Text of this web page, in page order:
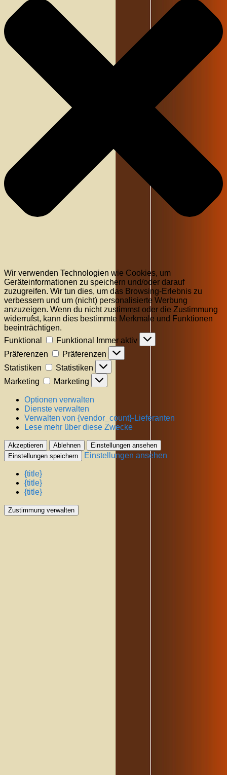
Wir verwenden Technologien wie Cookies, um
Geräteinformationen zu speichern und/oder darauf
zuzugreifen. Wir tun dies, um das Browsing-Erlebnis zu
verbessern und um (nicht) personalisierte Werbung
anzuzeigen. Wenn du nicht zustimmst oder die Zustimmung
widerrufst, kann dies bestimmte Merkmale und Funktionen
beeinträchtigen.
Funktional
Funktional
Immer aktiv
Präferenzen
Präferenzen
Statistiken
Statistiken
Marketing
Marketing
Optionen verwalten
Dienste verwalten
Verwalten von {vendor_count}-Lieferanten
Lese mehr über diese Zwecke
Akzeptieren Ablehnen
Einstellungen ansehen
Einstellungen speichern
Einstellungen ansehen
{title}
{title}
{title}
Zustimmung verwalten